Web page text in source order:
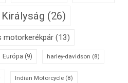
(26)
motorkerékpár (13)
Európa (9) harley-davidson (8)
Indian Motorcycle (8)